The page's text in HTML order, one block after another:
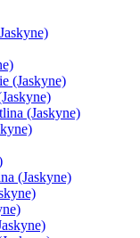
(Jaskyne)
(Jaskyne)
(Jaskyne)